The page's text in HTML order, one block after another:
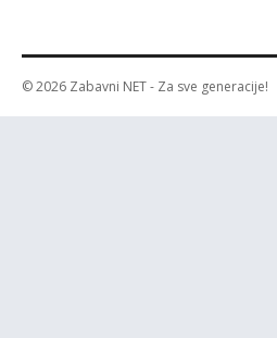
© 2026 Zabavni NET- Za sve generacije!